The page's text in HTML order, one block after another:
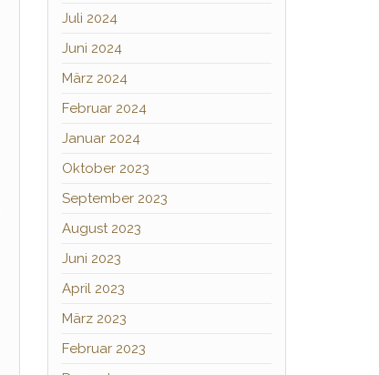
Juli 2024
Juni 2024
März 2024
Februar 2024
Januar 2024
Oktober 2023
September 2023
August 2023
Juni 2023
April 2023
März 2023
Februar 2023